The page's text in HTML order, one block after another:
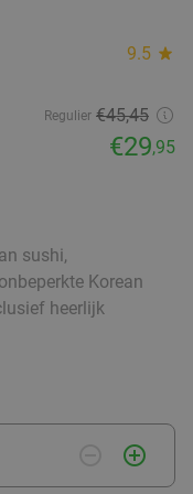
34%
9.6 star
9.6star
0 min.
Regulier €25
9.5 star
Regulier €45,45
€29,95
sushi,
Korean
heerlijk
add_circle_outline